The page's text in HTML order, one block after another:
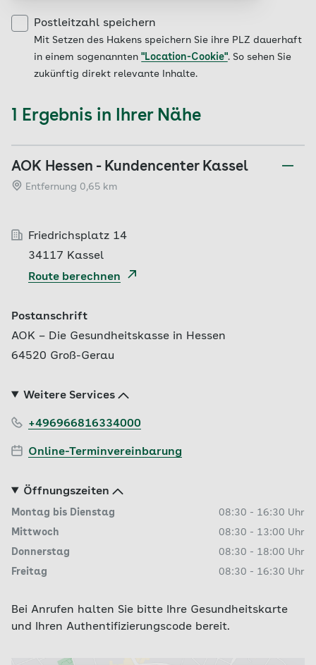
Postleitzahl speichern
Mit Setzen des Hakens speichern Sie ihre PLZ dauerhaft
in einem sogenannten "Location-Cookie". So sehen Sie
zukünftig direkt relevante Inhalte.
1 Ergebnis in Ihrer Nähe
AOK Hessen - Kundencenter Kassel
Entfernung 0,65 km
Friedrichsplatz 14
34117 Kassel
Route berechnen
Postanschrift
AOK – Die Gesundheitskasse in Hessen
64520 Groß-Gerau
Weitere Services
+496966816334000
Online-Terminvereinbarung
Öffnungszeiten
Montag bis Dienstag 08:30 - 16:30 Uhr
Mittwoch
08:30 - 13:00 Uhr
Donnerstag
08:30 - 18:00 Uhr
Freitag
08:30 - 16:30 Uhr
Bei Anrufen halten Sie bitte Ihre Gesundheitskarte
und Ihren Authentifizierungscode bereit.